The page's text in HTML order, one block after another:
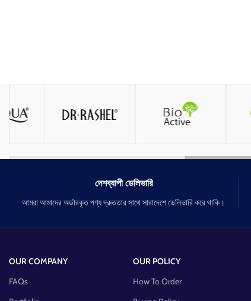
দেশব্যাপী ডেলিভারি
আমরা আমাদের অর্ডারকৃত পণ্য দ্রুততার সাথে সারাদেশে ডেলিভারি করে থাকি।
OUR COMPANY
FAQs
OUR POLICY
How To Order